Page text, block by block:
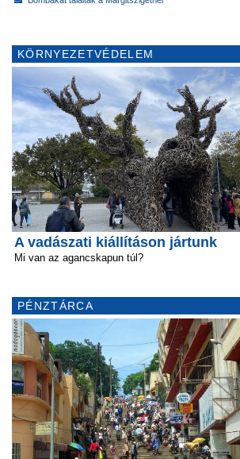
KÖRNYEZETVÉDELEM
A vadászati kiállításon jártunk
Mi van az agancskapun túl?
PÉNZTÁRCA